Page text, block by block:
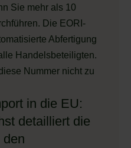
Sie mehr als 10
Die EORI-
Abfertigung
Handelsbeteiligten.
Nummer nicht zu
in die EU:
detailliert die
den